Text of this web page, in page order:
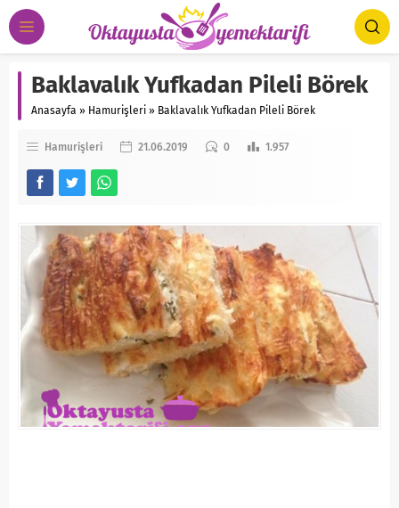
Baklavalık Yufkadan Pileli Börek
Anasayfa » Hamurişleri » Baklavalık Yufkadan Pileli Börek
Hamurişleri 21.06.2019 0 1.957